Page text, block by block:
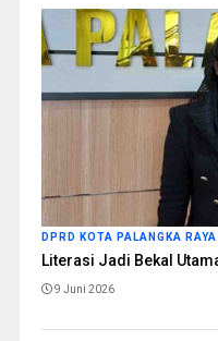
DPRD KOTA PALANGKA RAYA
Literasi Jadi Bekal
9 Juni 2026